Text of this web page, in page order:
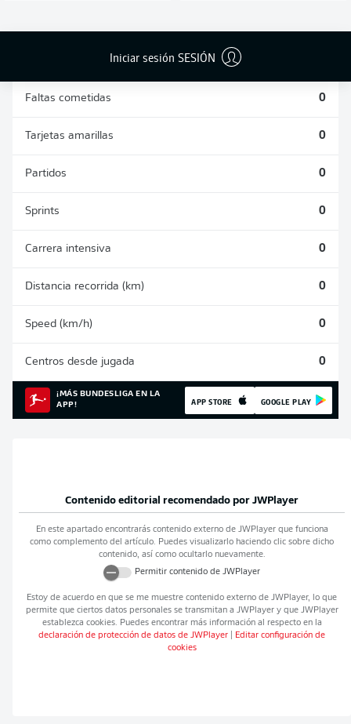
Iniciar sesión SESIÓN
Faltas cometidas 0
Tarjetas amarillas 0
Partidos 0
Sprints 0
Carrera intensiva 0
Distancia recorrida (km) 0
Speed (km/h) 0
Centros desde jugada 0
¡MÁS BUNDESLIGA EN LA
APP!
APP STORE GOOGLE PLAY
Contenido editorial recomendado por JWPlayer
En este apartado encontrarás contenido externo de JWPlayerque funciona
como complemento del artículo. Puedes visualizarlo haciendo clic sobre dicho
contenido, así como ocultarlo nuevamente.
Permitir contenido de JWPlayer
Estoy de acuerdo en que se me muestre contenido externo de JWPlayer, lo que
permite que ciertos datos personales se transmitan a JWPlayery que JWPlayer
establezca cookies. Puedes encontrar más información al respecto en la
declaración de protección de datos de JWPlayer
Editar configuración de
cookies